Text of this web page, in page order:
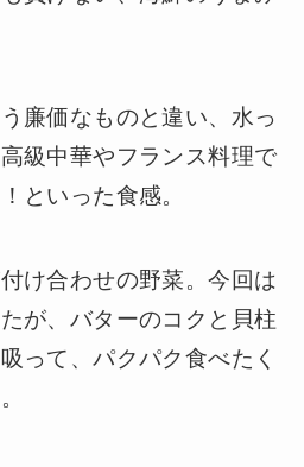
廉価なものと違い、水っ
級中華やフランス料理で
といった食感。
け合わせの野菜。今回は
が、バターのコクと貝柱
って、パクパク食べたく